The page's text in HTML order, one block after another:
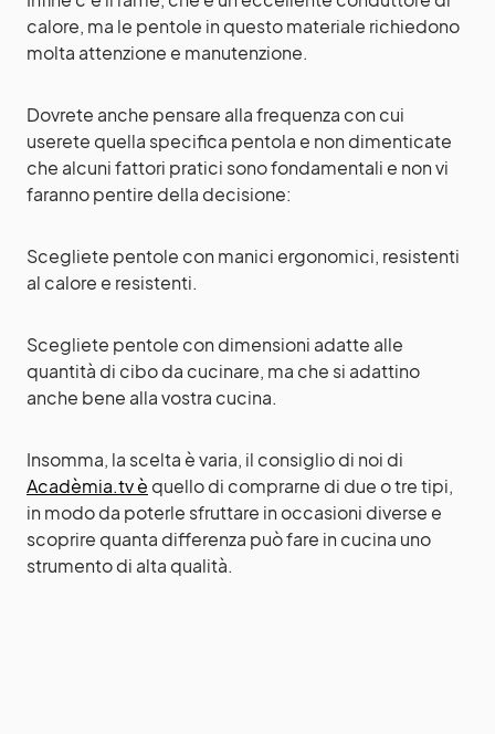
calore, ma le pentole in questo materiale richiedono
molta attenzione e manutenzione.
Dovrete anche pensare alla frequenza con cui
userete quella specifica pentola e non dimenticate
che alcuni fattori pratici sono fondamentali e non vi
faranno pentire della decisione:
Scegliete pentole con manici ergonomici, resistenti
al calore e resistenti.
Scegliete pentole con dimensioni adatte alle
quantità di cibo da cucinare, ma che si adattino
anche bene alla vostra cucina.
Insomma, la scelta è varia, il consiglio di noi di
Acadèmia.tv è quello di comprarne di due o tre tipi,
in modo da poterle sfruttare in occasioni diverse e
scoprire quanta differenza può fare in cucina uno
strumento di alta qualità.